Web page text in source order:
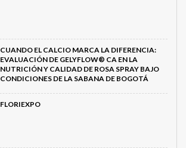
CUANDO EL CALCIO MARCA LA DIFERENCIA:
EVALUACIÓN DE GELYFLOW® CA EN LA
NUTRICIÓN Y CALIDAD DE ROSA SPRAY BAJO
CONDICIONES DE LA SABANA DE BOGOTÁ
FLORIEXPO